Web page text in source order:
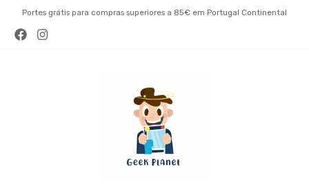
Portes grátis para compras superiores a 85€ em Portugal Continental